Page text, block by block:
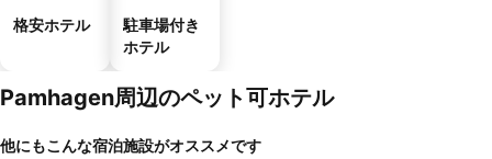
格安ホテル
駐車場付き
ホテル
Pamhagen周辺のペット可ホテル
他にもこんな宿泊施設がオススメです